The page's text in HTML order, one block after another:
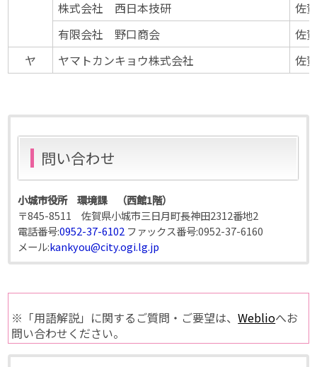
株式会社 西日本技研
佐
有限会社 野口商会
佐
ヤ
ヤマトカンキョウ株式会社 佐
問い合わせ
小城市役所 環境課 （西館1階）
〒845-8511 佐賀県小城市三日月町長神田2312番地2
電話番号:0952-37-6102 ファックス番号:0952-37-6160
メール:kankyou@city.ogi.lg.jp
※「用語解説」に関するご質問・ご要望は、Weblioへお
問い合わせください。